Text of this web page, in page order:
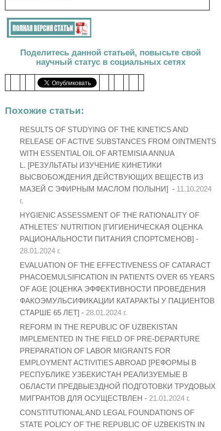
Поделитесь данной статьей, повысьте свой
научный статус в социальных сетях
Похожие статьи:
RESULTS OF STUDYING OF THE KINETICS AND
RELEASE OF ACTIVE SUBSTANCES FROM OINTMENTS
WITH ESSENTIAL OIL OF ARTEMISIA ANNUA
L. [РЕЗУЛЬТАТЫ ИЗУЧЕНИЕ КИНЕТИКИ
ВЫСВОБОЖДЕНИЯ ДЕЙСТВУЮЩИХ ВЕЩЕСТВ ИЗ
МАЗЕЙ С ЭФИРНЫМ МАСЛОМ ПОЛЫНИ] - 11.10.2024
г.
HYGIENIC ASSESSMENT OF THE RATIONALITY OF
ATHLETES' NUTRITION [ГИГИЕНИЧЕСКАЯ ОЦЕНКА
РАЦИОНАЛЬНОСТИ ПИТАНИЯ СПОРТСМЕНОВ] -
28.01.2024 г.
EVALUATION OF THE EFFECTIVENESS OF CATARACT
PHACOEMULSIFICATION IN PATIENTS OVER 65 YEARS
OF AGE [ОЦЕНКА ЭФФЕКТИВНОСТИ ПРОВЕДЕНИЯ
ФАКОЭМУЛЬСИФИКАЦИИ КАТАРАКТЫ У ПАЦИЕНТОВ
СТАРШЕ 65 ЛЕТ] - 28.01.2024 г.
REFORM IN THE REPUBLIC OF UZBEKISTAN
IMPLEMENTED IN THE FIELD OF PRE-DEPARTURE
PREPARATION OF LABOR MIGRANTS FOR
EMPLOYMENT ACTIVITIES ABROAD [РЕФОРМЫ В
РЕСПУБЛИКЕ УЗБЕКИСТАН РЕАЛИЗУЕМЫЕ В
ОБЛАСТИ ПРЕДВЫЕЗДНОЙ ПОДГОТОВКИ ТРУДОВЫХ
МИГРАНТОВ ДЛЯ ОСУЩЕСТВЛЕН - 21.01.2024 г.
CONSTITUTIONAL AND LEGAL FOUNDATIONS OF
STATE POLICY OF THE REPUBLIC OF UZBEKISTN IN